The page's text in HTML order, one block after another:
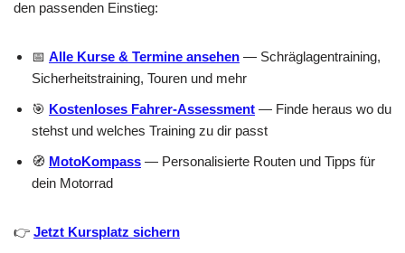
den passenden Einstieg:
📅 Alle Kurse & Termine ansehen — Schräglagentraining,
Sicherheitstraining, Touren und mehr
🎯 Kostenloses Fahrer-Assessment — Finde heraus wo du
stehst und welches Training zu dir passt
🧭 MotoKompass — Personalisierte Routen und Tipps für
dein Motorrad
👉 Jetzt Kursplatz sichern